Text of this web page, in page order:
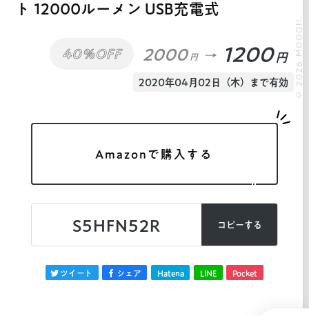
ト 12000ルーメン USB充電式
40%OFF 2000 円 1200 円
2020年04月02日（木）まで有効
Amazonで購入する
S5HFN52R コピーする
ツイート シェア Hatena LINE Pocket
© 2026 MOOOII.